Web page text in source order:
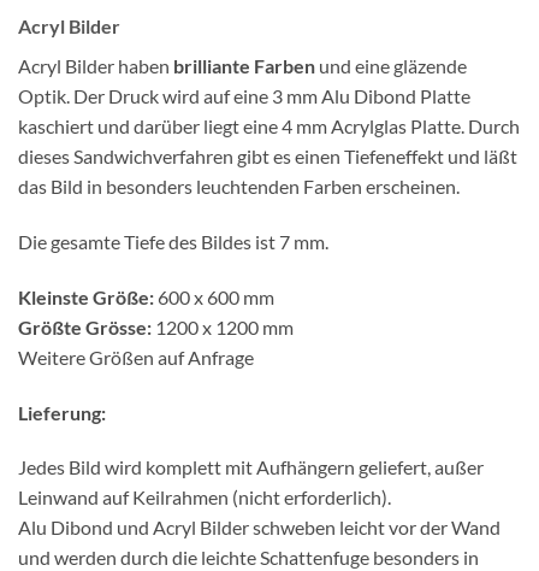
Acryl Bilder
Acryl Bilder haben brilliante Farben und eine gläzende
Optik. Der Druck wird auf eine 3 mm Alu Dibond Platte
kaschiert und darüber liegt eine 4 mm Acrylglas Platte. Durch
dieses Sandwichverfahren gibt es einen Tiefeneffekt und läßt
das Bild in besonders leuchtenden Farben erscheinen.
Die gesamte Tiefe des Bildes ist 7 mm.
Kleinste Größe: 600 x 600 mm
Größte Grösse: 1200 x 1200 mm
Weitere Größen auf Anfrage
Lieferung:
Jedes Bild wird komplett mit Aufhängern geliefert, außer
Leinwand auf Keilrahmen (nicht erforderlich).
Alu Dibond und Acryl Bilder schweben leicht vor der Wand
und werden durch die leichte Schattenfuge besonders in